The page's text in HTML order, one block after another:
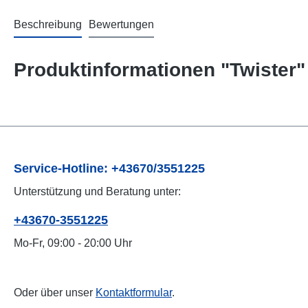
Beschreibung Bewertungen
Produktinformationen "Twister"
Service-Hotline: +43670/3551225
Unterstützung und Beratung unter:
+43670-3551225
Mo-Fr, 09:00 - 20:00 Uhr
Oder über unser Kontaktformular.